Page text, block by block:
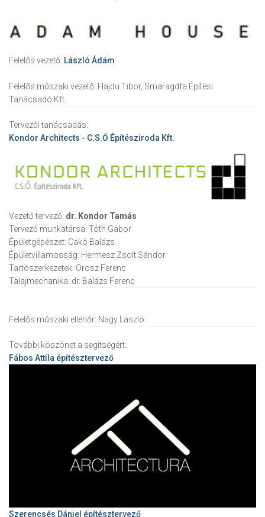
Felelős vezető: László Ádám
Felelős műszaki vezető: Hajdu Tibor, Smaragdfa Építési
Tanácsadó Kft.
Tervezői tanácsadás:
Kondor Architects - C.S.Ő Építésziroda Kft.
Vezető tervező: dr. Kondor Tamás
Tervező munkatársa: Tóth Gábor
Épületgépészet: Cakó Balázs
Épületvillamosság: Hermesz Zsolt Sándor
Tartószerkezetek: Orosz Ferenc
Talajmechanika: dr. Balázs Ferenc
Felelős műszaki ellenőr: Nagy László
További köszönet a segítségért:
Fábos Attila építésztervező
Szerencsés Dániel építésztervező